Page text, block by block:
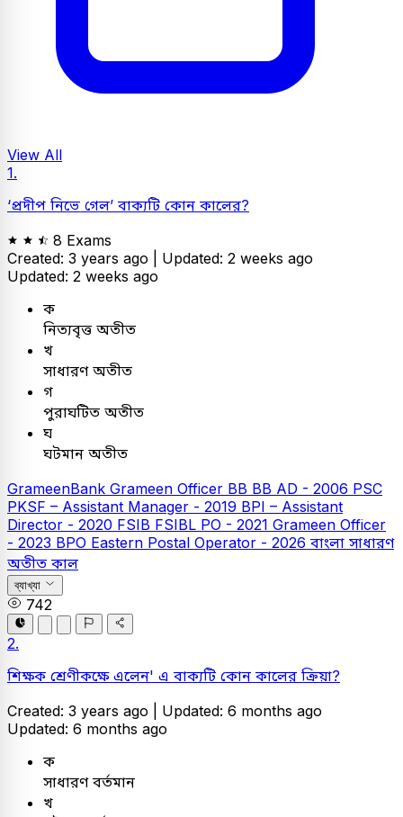
View All
1.
‘প্রদীপ নিভে গেল’ বাক্যটি কোন কালের?
8 Exams
Created: 3 years ago | Updated: 2 weeks ago
Updated: 2 weeks ago
ক
নিত্যবৃত্ত অতীত
খ
সাধারণ অতীত
গ
পুরাঘটিত অতীত
ঘ
ঘটমান অতীত
GrameenBank Grameen Officer BB BB AD - 2006 PSC
PKSF – Assistant Manager - 2019 BPI – Assistant
Director - 2020 FSIB FSIBL PO - 2021 Grameen Officer
- 2023 BPO Eastern Postal Operator - 2026 বাংলা সাধারণ
অতীত কাল
ব্যাখ্যা
742
2.
শিক্ষক শ্রেণীকক্ষে এলেন' এ বাক্যটি কোন কালের ক্রিয়া?
Created: 3 years ago | Updated: 6 months ago
Updated: 6 months ago
ক
সাধারণ বর্তমান
খ